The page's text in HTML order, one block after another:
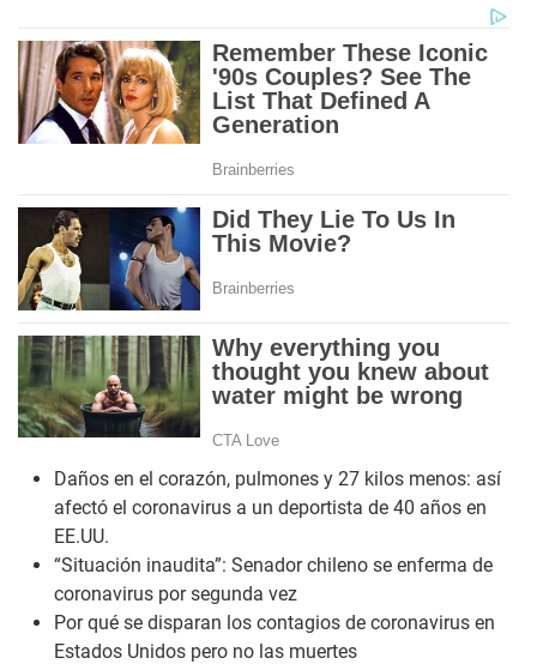
Daños en el corazón, pulmones y 27 kilos menos: así
afectó el coronavirus a un deportista de 40 años en
EE.UU.
“Situación inaudita”: Senador chileno se enferma de
coronavirus por segunda vez
Por qué se disparan los contagios de coronavirus en
Estados Unidos pero no las muertes